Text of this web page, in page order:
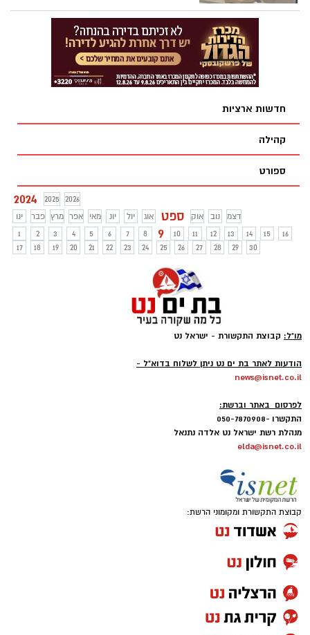
תוואי הקו - שימו לב למה צפוי לנו השבוע.
חדשות ארציות
קהילה
ספורט
2024 2025
2026
ינו
פבר מרץ אפר מאי יונ יול אוג ספט אוק נוב
דצמ
1
2 3 4 5 6 7 8 9 10 11 12 13 14 15
16
17
18 19 20 21 22 23 24 25 26 27 28 29 30
מו"ל: קבוצת התקשורת - ישראל נט
הודעות לאתר בת ים נט ניתן לשלוח בדוא"ל -
news@isnet.co.il
לפרסום באתר וברשת:
התקשרו -050-7870908
מנהלת רשת ישראל נט אלדה נתנאל
elda@isnet.co.il
קבוצת התקשורת ומקומוני הרשת: